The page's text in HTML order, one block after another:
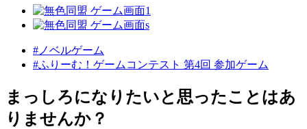
#ノベルゲーム
#ふりーむ！ゲームコンテスト 第4回 参加ゲーム
まっしろになりたいと思ったことはあ
りませんか？